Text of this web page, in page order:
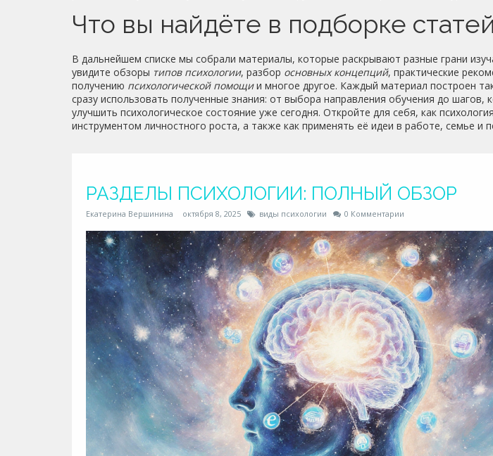
Что вы найдёте в подборке статей
В дальнейшем списке мы собрали материалы, которые раскрывают разные грани
увидите обзоры типов психологии, разбор основных концепций, практические
получению психологической помощии многое другое. Каждый материал построен
сразу использовать полученные знания: от выбора направления обучения до шагов,
улучшить психологическое состояние уже сегодня. Откройте для себя, как
инструментом личностного роста, а также как применять её идеи в работе, семье и
РАЗДЕЛЫ ПСИХОЛОГИИ: ПОЛНЫЙ ОБЗОР
Екатерина Вершинина октября 8, 2025 виды психологии 0 Комментарии